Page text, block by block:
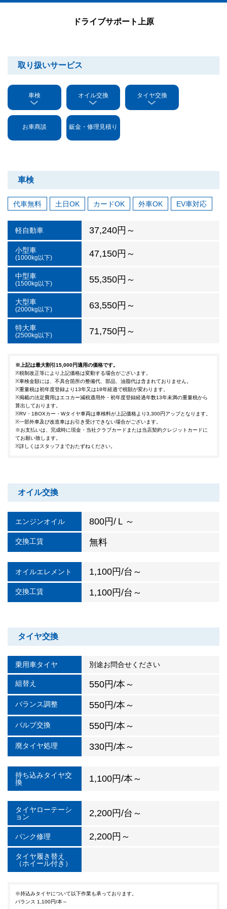
ドライブサポート上原
取り扱いサービス
車検 オイル交換 タイヤ交換
お車商談 鈑金・修理見積り
車検
代車無料 土日OK カードOK 外車OK EV車対応
軽自動車 37,240円～
小型車
(1000kg以下) 47,150円～
中型車
(1500kg以下) 55,350円～
大型車
(2000kg以下) 63,550円～
特大車
(2500kg以下) 71,750円～
※上記は最大割引15,000円適用の価格です。
※税制改正等により上記価格は変動する場合がございます。
※車検金額には、不具合箇所の整備代、部品、油脂代は含まれておりません。
※重量税は初年度登録より13年又は18年経過で税額が変わります。
※掲載の法定費用はエコカー減税適用外・初年度登録経過年数13年未満の重量税から
算出しております。
※RV・1BOXカー・Wタイヤ車両は車検料が上記価格より3,300円アップとなります。
※一部外車及び改造車はお引き受けできない場合がございます。
※お支払いは、完成時に現金・当社クラブカードまたは当店契約クレジットカードに
てお願い致します。
※詳しくはスタッフまでおたずねください。
オイル交換
エンジンオイル 800円/Ｌ～
交換工賃 無料
オイルエレメント 1,100円/台～
交換工賃 1,100円/台～
タイヤ交換
乗用車タイヤ 別途お問合せください
組替え 550円/本～
バランス調整 550円/本～
バルブ交換 550円/本～
廃タイヤ処理 330円/本～
持ち込みタイヤ交
換
1,100円/本～
タイヤローテーシ
ョン
2,200円/台～
パンク修理 2,200円～
タイヤ履き替え
（ホイール付き）
※持込みタイヤについて以下作業も承っております。
バランス 1,100円/本～